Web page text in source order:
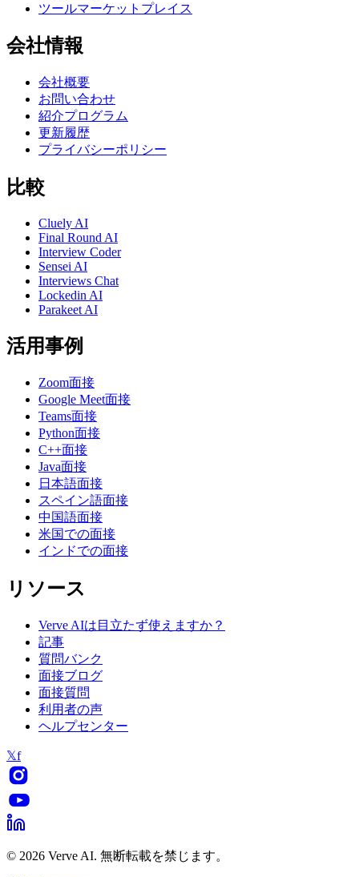
ツールマーケットプレイス
会社情報
会社概要
お問い合わせ
紹介プログラム
更新履歴
プライバシーポリシー
比較
Cluely AI
Final Round AI
Interview Coder
Sensei AI
Interviews Chat
Lockedin AI
Parakeet AI
活用事例
Zoom面接
Google Meet面接
Teams面接
Python面接
C++面接
Java面接
日本語面接
スペイン語面接
中国語面接
米国での面接
インドでの面接
リソース
Verve AIは目立たず使えますか？
記事
質問バンク
面接ブログ
面接質問
利用者の声
ヘルプセンター
𝕏f
© 2026 Verve AI. 無断転載を禁じます。